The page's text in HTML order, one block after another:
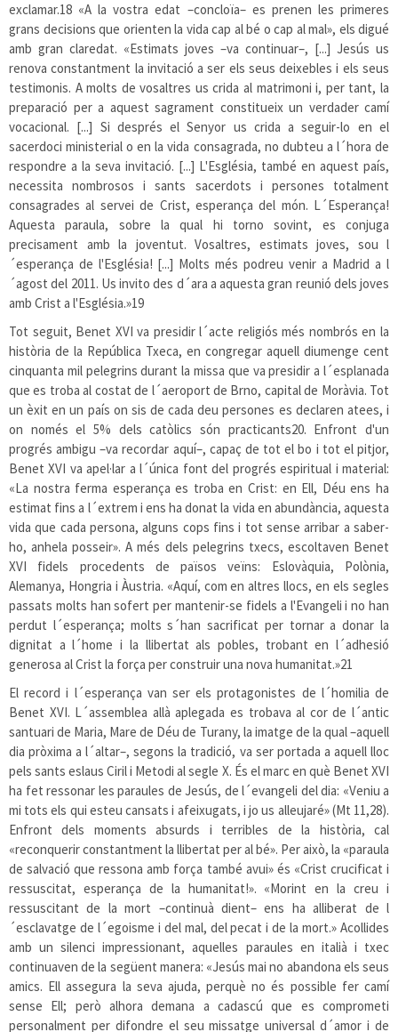
exclamar.18 «A la vostra edat –concloïa– es prenen les primeres
grans decisions que orienten la vida cap al bé o cap al mal», els digué
amb gran claredat. «Estimats joves –va continuar–, [...] Jesús us
renova constantment la invitació a ser els seus deixebles i els seus
testimonis. A molts de vosaltres us crida al matrimoni i, per tant, la
preparació per a aquest sagrament constitueix un verdader camí
vocacional. [...] Si després el Senyor us crida a seguir-lo en el
sacerdoci ministerial o en la vida consagrada, no dubteu a l´hora de
respondre a la seva invitació. [...] L'Església, també en aquest país,
necessita nombrosos i sants sacerdots i persones totalment
consagrades al servei de Crist, esperança del món. L´Esperança!
Aquesta paraula, sobre la qual hi torno sovint, es conjuga
precisament amb la joventut. Vosaltres, estimats joves, sou l
´esperança de l'Església! [...] Molts més podreu venir a Madrid a l
´agost del 2011. Us invito des d´ara a aquesta gran reunió dels joves
amb Crist a l'Església.»19
Tot seguit, Benet XVI va presidir l´acte religiós més nombrós en la
història de la República Txeca, en congregar aquell diumenge cent
cinquanta mil pelegrins durant la missa que va presidir a l´esplanada
que es troba al costat de l´aeroport de Brno, capital de Moràvia. Tot
un èxit en un país on sis de cada deu persones es declaren atees, i
on només el 5% dels catòlics són practicants20. Enfront d'un
progrés ambigu –va recordar aquí–, capaç de tot el bo i tot el pitjor,
Benet XVI va apel·lar a l´única font del progrés espiritual i material:
«La nostra ferma esperança es troba en Crist: en Ell, Déu ens ha
estimat fins a l´extrem i ens ha donat la vida en abundància, aquesta
vida que cada persona, alguns cops fins i tot sense arribar a saber-
ho, anhela posseir». A més dels pelegrins txecs, escoltaven Benet
XVI fidels procedents de països veïns: Eslovàquia, Polònia,
Alemanya, Hongria i Àustria. «Aquí, com en altres llocs, en els segles
passats molts han sofert per mantenir-se fidels a l'Evangeli i no han
perdut l´esperança; molts s´han sacrificat per tornar a donar la
dignitat a l´home i la llibertat als pobles, trobant en l´adhesió
generosa al Crist la força per construir una nova humanitat.»21
El record i l´esperança van ser els protagonistes de l´homilia de
Benet XVI. L´assemblea allà aplegada es trobava al cor de l´antic
santuari de Maria, Mare de Déu de Turany, la imatge de la qual –aquell
dia pròxima a l´altar–, segons la tradició, va ser portada a aquell lloc
pels sants eslaus Ciril i Metodi al segle X. És el marc en què Benet XVI
ha fet ressonar les paraules de Jesús, de l´evangeli del dia: «Veniu a
mi tots els qui esteu cansats i afeixugats, i jo us alleujaré» (Mt 11,28).
Enfront dels moments absurds i terribles de la història, cal
«reconquerir constantment la llibertat per al bé». Per això, la «paraula
de salvació que ressona amb força també avui» és «Crist crucificat i
ressuscitat, esperança de la humanitat!». «Morint en la creu i
ressuscitant de la mort –continuà dient– ens ha alliberat de l
´esclavatge de l´egoisme i del mal, del pecat i de la mort.» Acollides
amb un silenci impressionant, aquelles paraules en italià i txec
continuaven de la següent manera: «Jesús mai no abandona els seus
amics. Ell assegura la seva ajuda, perquè no és possible fer camí
sense Ell; però alhora demana a cadascú que es comprometi
personalment per difondre el seu missatge universal d´amor i de